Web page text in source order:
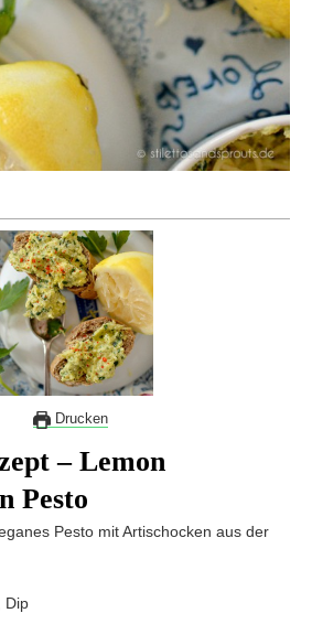
Drucken
– Lemon
Pesto
Dip